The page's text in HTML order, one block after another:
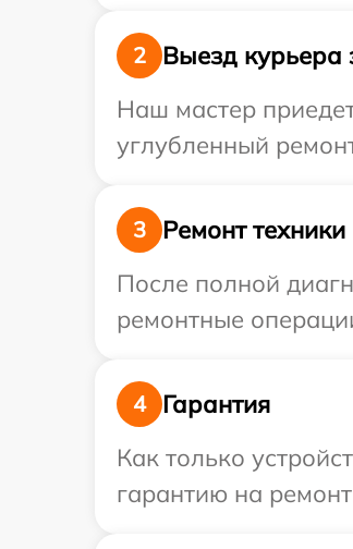
2
Выезд курьера
Наш мастер
углубленный
3
Ремонт техники
После полной
ремонтные
4
Гарантия
Как только
гарантию на